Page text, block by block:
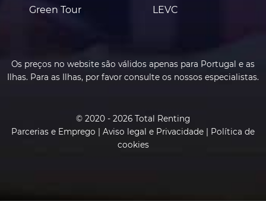
Green Tour
LEVC
Os preços no website são válidos apenas para Portugal e as
Ilhas. Para as Ilhas, por favor consulte os nossos especialistas.
© 2020 - 2026 Total Renting
Parcerias e Emprego
Aviso legal e Privacidade
Política de
cookies